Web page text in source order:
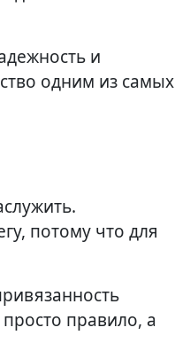
и
одним из самых
потому что для
правило, а